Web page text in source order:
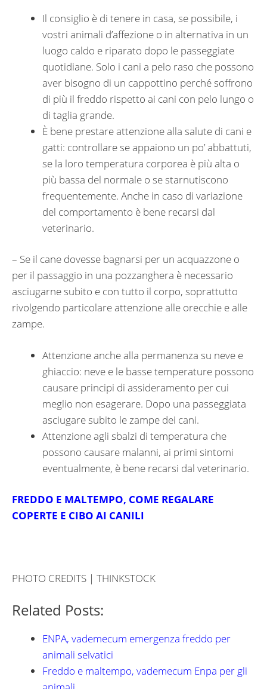
Il consiglio è di tenere in casa, se possibile, i
vostri animali d’affezione o in alternativa in un
luogo caldo e riparato dopo le passeggiate
quotidiane. Solo i cani a pelo raso che possono
aver bisogno di un cappottino perché soffrono
di più il freddo rispetto ai cani con pelo lungo o
di taglia grande.
È bene prestare attenzione alla salute di cani e
gatti: controllare se appaiono un po’ abbattuti,
se la loro temperatura corporea è più alta o
più bassa del normale o se starnutiscono
frequentemente. Anche in caso di variazione
del comportamento è bene recarsi dal
veterinario.
– Se il cane dovesse bagnarsi per un acquazzone o
per il passaggio in una pozzanghera è necessario
asciugarne subito e con tutto il corpo, soprattutto
rivolgendo particolare attenzione alle orecchie e alle
zampe.
Attenzione anche alla permanenza su neve e
ghiaccio: neve e le basse temperature possono
causare principi di assideramento per cui
meglio non esagerare. Dopo una passeggiata
asciugare subito le zampe dei cani.
Attenzione agli sbalzi di temperatura che
possono causare malanni, ai primi sintomi
eventualmente, è bene recarsi dal veterinario.
FREDDO E MALTEMPO, COME REGALARE
COPERTE E CIBO AI CANILI
PHOTO CREDITS | THINKSTOCK
Related Posts:
ENPA, vademecum emergenza freddo per
animali selvatici
Freddo e maltempo, vademecum Enpa per gli